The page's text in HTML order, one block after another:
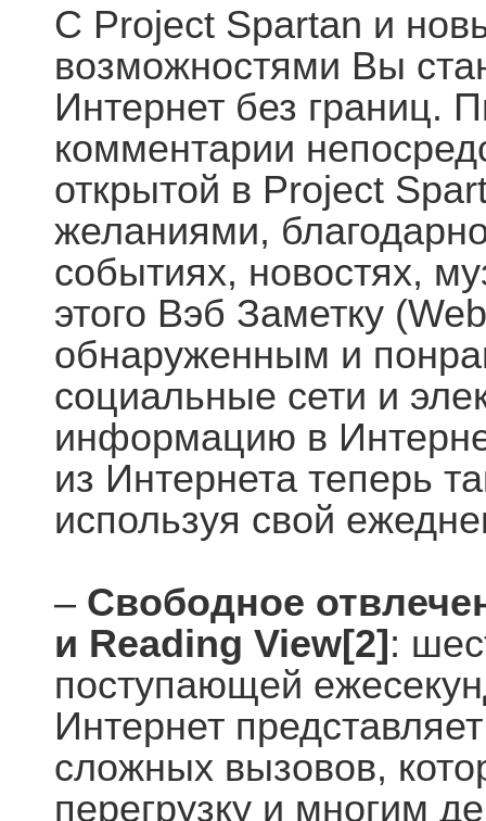
С Project Spartan и
возможностями Вы
Интернет без границ.
комментарии
открытой в Project
желаниями,
событиях, новостях,
этого Bэб Заметку
обнаруженным и
социальные сети и
информацию в
из Интернета теперь
используя свой
– Свободное
и Reading View[2]:
поступающей
Интернет
сложных вызовов,
перегрузку и многим